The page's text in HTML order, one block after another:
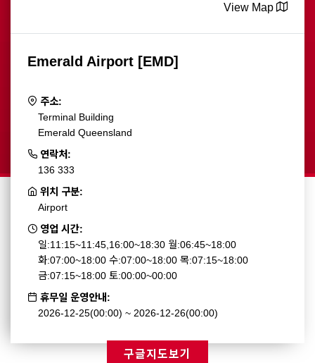
View Map
Emerald Airport [EMD]
주소:
Terminal Building
Emerald Queensland
연락처:
136 333
위치 구분:
Airport
영업 시간:
일:11:15~11:45,16:00~18:30 월:06:45~18:00
화:07:00~18:00 수:07:00~18:00 목:07:15~18:00
금:07:15~18:00 토:00:00~00:00
휴무일 운영안내:
2026-12-25(00:00) ~ 2026-12-26(00:00)
구글지도보기